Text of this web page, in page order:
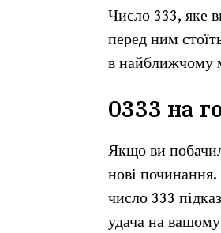
Число 333, яке
перед ним
в найближчому
0333 на
Якщо ви
нові
число 333
удача на